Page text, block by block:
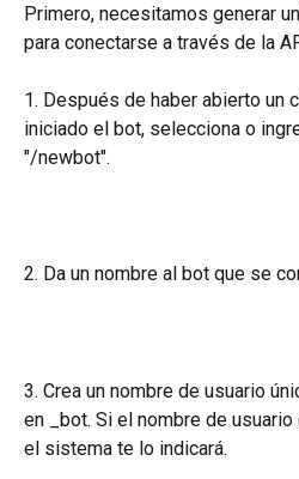
Primero, necesitamos generar
para conectarse a través de la
1. Después de haber abierto un
iniciado el bot, selecciona o
"/newbot".
2. Da un nombre al bot que se
3. Crea un nombre de usuario
en _bot. Si el nombre de
el sistema te lo indicará.